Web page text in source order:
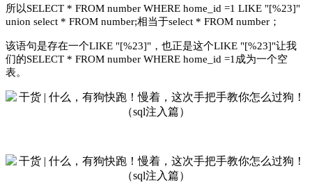
所以SELECT * FROM number WHERE home_id =1 LIKE "[%23]"
union select * FROM number;相当于select * FROM number；
该语句是存在一个LIKE "[%23]"，也正是这个LIKE "[%23]"让我
们的SELECT * FROM number WHERE home_id =1成为一个空
表。